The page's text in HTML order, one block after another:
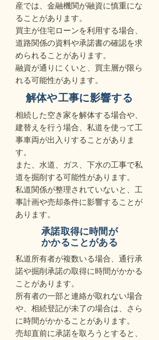
産では、金融機関が融資に慎重にな
ることがあります。
買主が住宅ローンを利用する場合、
道路関係の資料や承諾書の確認を求
められることがあります。
融資が通りにくいと、買主層が限ら
れる可能性があります。
解体や工事に影響する
相続した空き家を解体する場合や、
建替えを行う場合、私道を使って工
事車両が出入りすることがありま
す。
また、水道、ガス、下水の工事で私
道を掘削する可能性があります。
私道関係が整理されていないと、工
事計画や売却条件に影響することが
あります。
承諾取得に時間が
かかることがある
私道所有者が複数いる場合、通行承
諾や掘削承諾の取得に時間がかかる
ことがあります。
所有者の一部と連絡が取れない場合
や、相続登記が未了の場合は、さら
に時間がかかることがあります。
売却直前に承諾を取ろうとすると、